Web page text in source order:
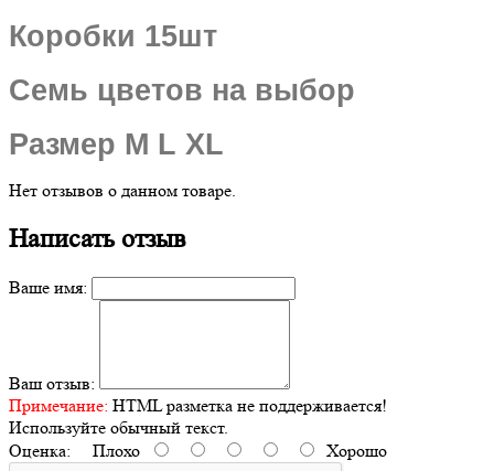
Коробки 15шт
Семь цветов на выбор
Размер M L XL
Нет отзывов о данном товаре.
Написать отзыв
Ваше имя:
Ваш отзыв:
Примечание: HTML разметка не поддерживается!
Используйте обычный текст.
Оценка: Плохо Хорошо